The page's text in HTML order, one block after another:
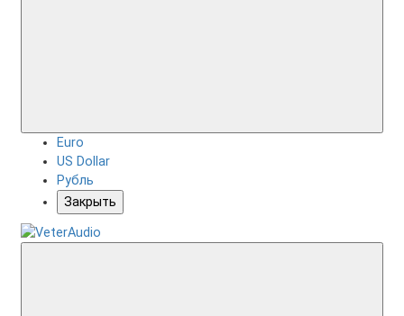
Euro
US Dollar
Рубль
Закрыть